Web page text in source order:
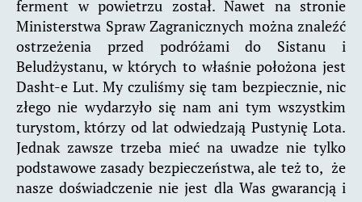
ferment w powietrzu został. Nawet na stronie
Ministerstwa Spraw Zagranicznych można znaleźć
ostrzeżenia przed podróżami do Sistanu i
Beludżystanu, w których to właśnie położona jest
Dasht-e Lut. My czuliśmy się tam bezpiecznie, nic
złego nie wydarzyło się nam ani tym wszystkim
turystom, którzy od lat odwiedzają Pustynię Lota.
Jednak zawsze trzeba mieć na uwadze nie tylko
podstawowe zasady bezpieczeństwa, ale też to, że
nasze doświadczenie nie jest dla Was gwarancją i